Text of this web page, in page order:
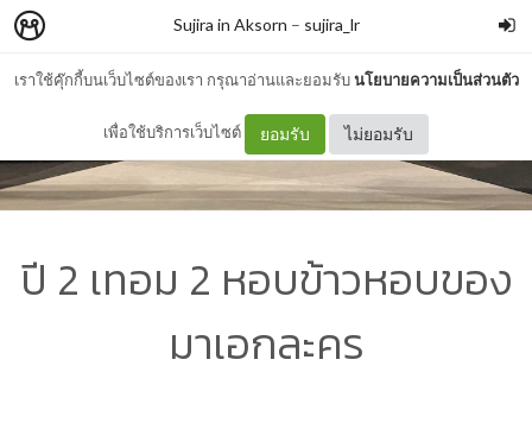
เราใช้คุ๊กกี้บนเว็บไซต์ของเรา กรุณาอ่านและยอมรับนโยบายความเป็นส่วนตัว
เพื่อใช้บริการเว็บไซต์ ยอมรับ ไม่ยอมรับ
Sujira in Aksorn – sujira_lr
ปี 2 เทอม 2 หอบข้าวหอบของ
มาเอกละคร